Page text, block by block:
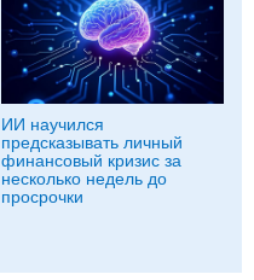
ИИ научился
предсказывать личный
финансовый кризис за
несколько недель до
просрочки